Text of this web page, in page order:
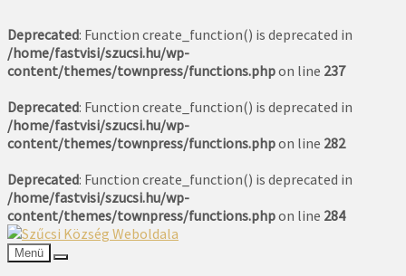
Deprecated: Function create_function() is deprecated in
/home/fastvisi/szucsi.hu/wp-
content/themes/townpress/functions.phpon line 237
Deprecated: Function create_function() is deprecated in
/home/fastvisi/szucsi.hu/wp-
content/themes/townpress/functions.phpon line 282
Deprecated: Function create_function() is deprecated in
/home/fastvisi/szucsi.hu/wp-
content/themes/townpress/functions.phpon line 284
Menü